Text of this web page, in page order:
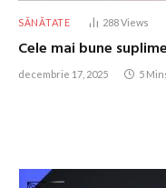
SĂNĂTATE 288Views
Cele mai bune
decembrie 17, 2025 5